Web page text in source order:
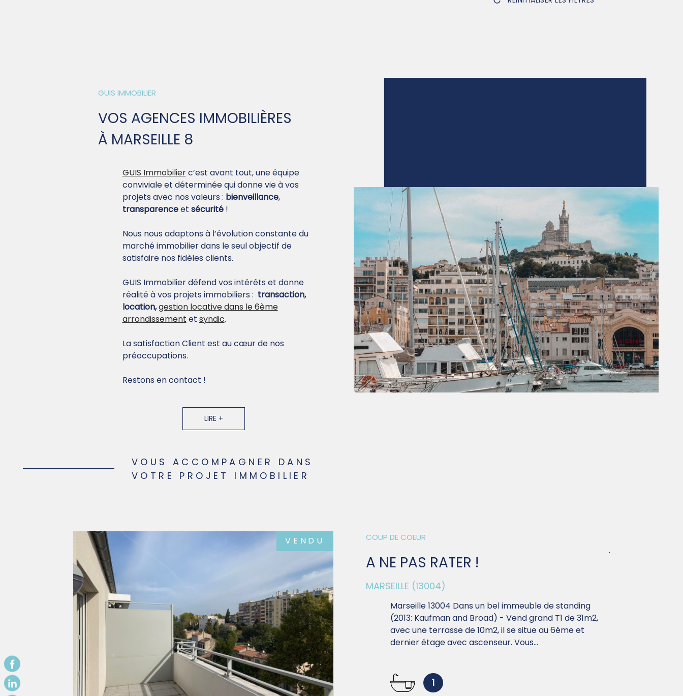
GUIS IMMOBILIER
VOS AGENCES IMMOBILIÈRES
À MARSEILLE 8
GUIS Immobilierc’est avant tout, une équipe
conviviale et déterminée qui donne vie à vos
projets avec nos valeurs : bienveillance,
transparenceet sécurité!
Nous nous adaptons à l’évolution constante du
marché immobilier dans le seul objectif de
satisfaire nos fidèles clients.
GUIS Immobilier défend vos intérêts et donne
réalité à vos projets immobiliers : transaction,
location,gestion locative dans le 6ème
arrondissement et syndic.
La satisfaction Client est au cœur de nos
préoccupations.
Restons en contact !
LIRE +
VOUS ACCOMPAGNER DANS
VOTRE PROJET IMMOBILIER
VENDU COUP DE COEUR
A NE PAS RATER !
MARSEILLE (13004)
Marseille 13004 Dans un bel immeuble de standing
(2013: Kaufman and Broad) - Vend grand T1 de 31m2,
avec une terrasse de 10m2, il se situe au 6éme et
dernier étage avec ascenseur. Vous...
1